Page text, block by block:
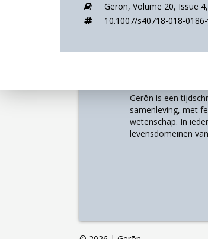
Geron, Volume 20, Issue 4,
10.1007/s40718-018-
Gerōn is een
samenleving, met
wetenschap. In
levensdomeinen